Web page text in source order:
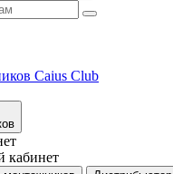
Caius Club
кабинет